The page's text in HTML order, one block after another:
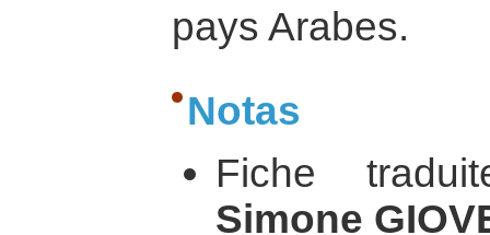
pays Arabes.
Notas
Fiche
Simone